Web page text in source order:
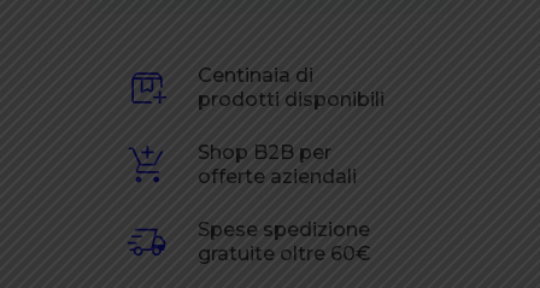
Centinaia di
prodotti disponibili
Shop B2B per
offerte aziendali
Spese spedizione
gratuite oltre 60€